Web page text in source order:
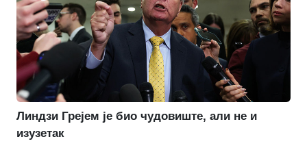
Линдзи Грејем је био чудовиште, али не и
изузетак